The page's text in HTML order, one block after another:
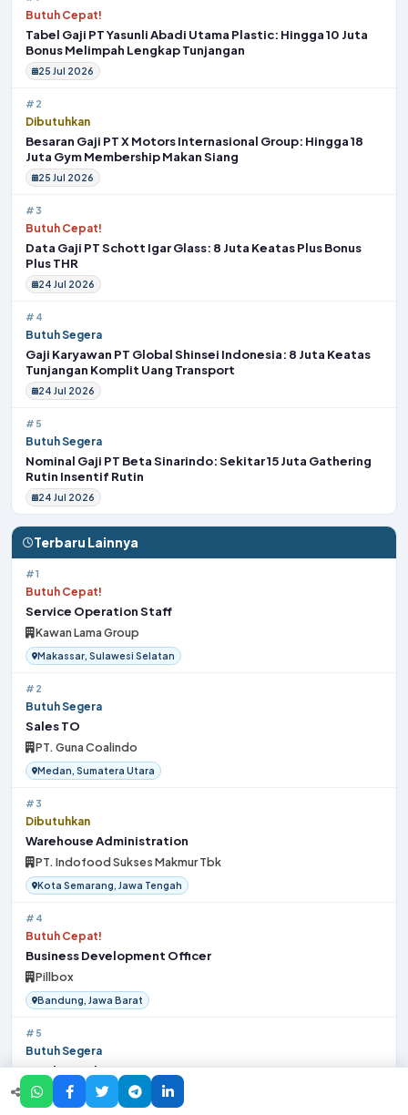
Butuh Cepat!
Tabel Gaji PT Yasunli Abadi Utama Plastic: Hingga 10 Juta
Bonus Melimpah Lengkap Tunjangan
25 Jul 2026
#2
Dibutuhkan
Besaran Gaji PT X Motors Internasional Group: Hingga 18
Juta Gym Membership Makan Siang
25 Jul 2026
#3
Butuh Cepat!
Data Gaji PT Schott Igar Glass: 8 Juta Keatas Plus Bonus
Plus THR
24 Jul 2026
#4
Butuh Segera
Gaji Karyawan PT Global Shinsei Indonesia: 8 Juta Keatas
Tunjangan Komplit Uang Transport
24 Jul 2026
#5
Butuh Segera
Nominal Gaji PT Beta Sinarindo: Sekitar 15 Juta Gathering
Rutin Insentif Rutin
24 Jul 2026
Terbaru Lainnya
#1
Butuh Cepat!
Service Operation Staff
Kawan Lama Group
Makassar, Sulawesi Selatan
#2
Butuh Segera
Sales TO
PT. Guna Coalindo
Medan, Sumatera Utara
#3
Dibutuhkan
Warehouse Administration
PT. Indofood Sukses Makmur Tbk
Kota Semarang, Jawa Tengah
#4
Butuh Cepat!
Business Development Officer
Pillbox
Bandung, Jawa Barat
#5
Butuh Segera
Student Advisor
Seven Retail